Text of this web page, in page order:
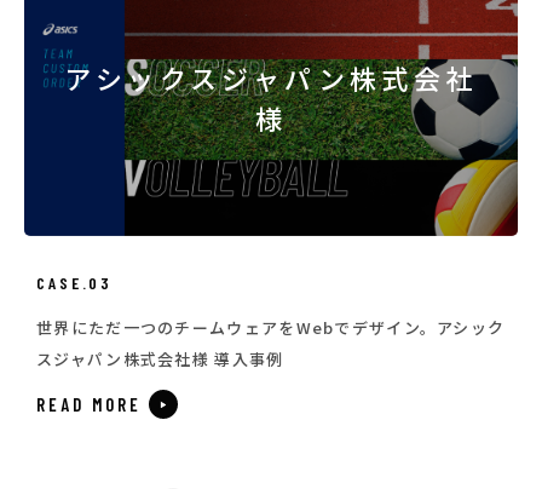
アシックスジャパン株式会社
様
CASE.03
世界にただ一つのチームウェアをWebでデザイン。アシック
スジャパン株式会社様 導入事例
READ MORE